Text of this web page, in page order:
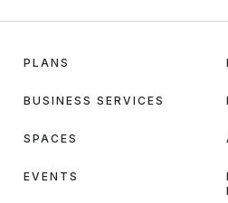
PLANS
BUSINESS SERVICES
SPACES
EVENTS